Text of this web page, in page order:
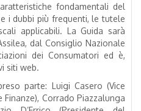
fondamentali del
i dubbi più frequenti, le tutele
applicabili. La Guida sarà
dal Consiglio Nazionale
dei Consumatori ed è,
siti web.
parte: Luigi Casero (Vice
Corrado Piazzalunga